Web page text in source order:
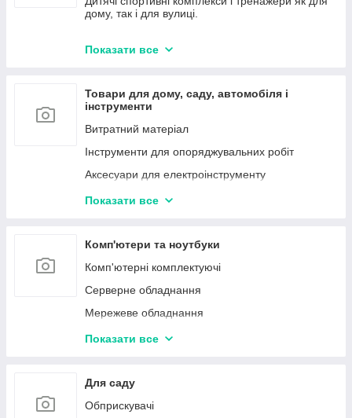
Домашній текстіль
дому, так і для вулиці.
Для самих маленьких
Прогулянки і активний відпочинок
Коляски і автокрісла
Маркери, фломастери
Дитячі залізниці, автотреки
Товари для мам
Показати все
Товари для дому, саду, автомобіля і
інструменти
Витратний матеріал
Інструменти для опоряджувальних робіт
Аксесуари для електроінструменту
Набори інструментів
Блоки живлення для LED стрічок
Маринаторы побутові
Соковижималки
Диспенсери
Електричні грілки
Показати все
Комп'ютери та ноутбуки
Комп'ютерні комплектуючі
Серверне обладнання
Мережеве обладнання
Офісна техніка
Акумулятори для радіокерованих моделей
Блоки живлення для комп'ютерів
Показати все
Для саду
Обприскувачі